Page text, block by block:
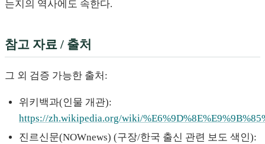
는지의 역사에도 속한다.
참고 자료 / 출처
그 외 검증 가능한 출처:
위키백과(인물 개관):
https://zh.wikipedia.org/wiki/
진르신문(NOWnews) (구장/한국 출신 관련 보도 색인):